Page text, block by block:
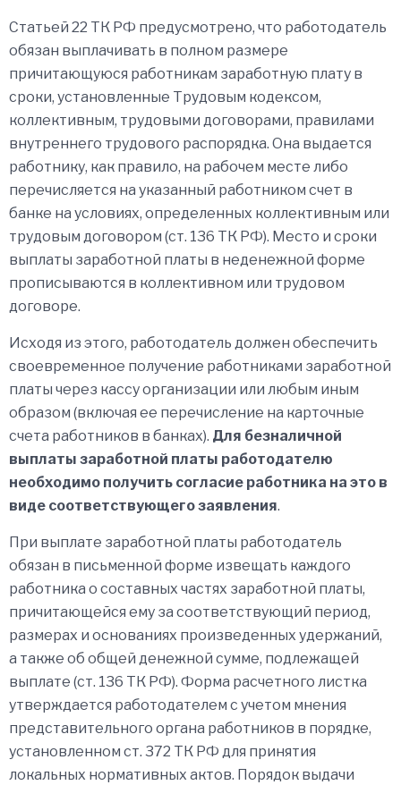
Статьей 22 ТК РФ предусмотрено, что работодатель
обязан выплачивать в полном размере
причитающуюся работникам заработную плату в
сроки, установленные Трудовым кодексом,
коллективным, трудовыми договорами, правилами
внутреннего трудового распорядка. Она выдается
работнику, как правило, на рабочем месте либо
перечисляется на указанный работником счет в
банке на условиях, определенных коллективным или
трудовым договором (ст. 136 ТК РФ). Место и сроки
выплаты заработной платы в неденежной форме
прописываются в коллективном или трудовом
договоре.
Исходя из этого, работодатель должен обеспечить
своевременное получение работниками заработной
платы через кассу организации или любым иным
образом (включая ее перечисление на карточные
счета работников в банках). Для безналичной
выплаты заработной платы работодателю
необходимо получить согласие работника на это в
виде соответствующего заявления.
При выплате заработной платы работодатель
обязан в письменной форме извещать каждого
работника о составных частях заработной платы,
причитающейся ему за соответствующий период,
размерах и основаниях произведенных удержаний,
а также об общей денежной сумме, подлежащей
выплате (ст. 136 ТК РФ). Форма расчетного листка
утверждается работодателем с учетом мнения
представительного органа работников в порядке,
установленном ст. 372 ТК РФ для принятия
локальных нормативных актов. Порядок выдачи